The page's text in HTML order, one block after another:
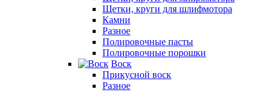
Щетки, круги для шлифмотора
Камни
Разное
Полировочные пасты
Полировочные порошки
Воск
Прикусной воск
Разное